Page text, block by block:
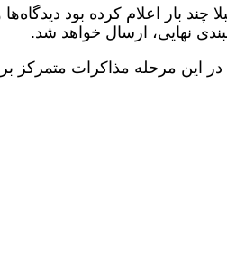
بار اعلام کرده بود
نهایی، ارسال خواهد شد.
این مرحله مذاکرات متمرکز